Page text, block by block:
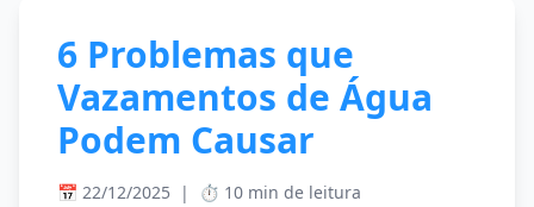
6 Problemas que
Vazamentos de Água
Podem Causar
📅 22/12/2025 | ⏱️ 10 min de leitura